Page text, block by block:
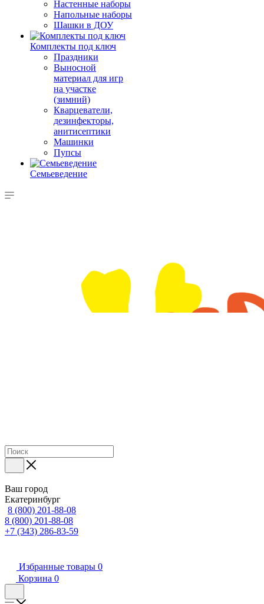
Настенные наборы
Напольные наборы
Шашки в ДОУ
Комплекты под ключ
Праздники
Выносной
материал для игр
на участке
(зимний)
Кварцеватели,
дезинфекторы,
анитисептики
Машинки
Пупсы
Семьеведение
Ваш город
Екатеринбург
8 (800) 201-88-08
8 (800) 201-88-08
+7 (343) 286-83-59
Избранные товары 0
Корзина 0